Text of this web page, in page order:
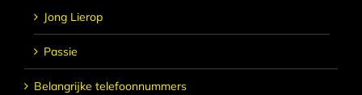
Jong Lierop
Passie
Belangrijke telefoonnummers